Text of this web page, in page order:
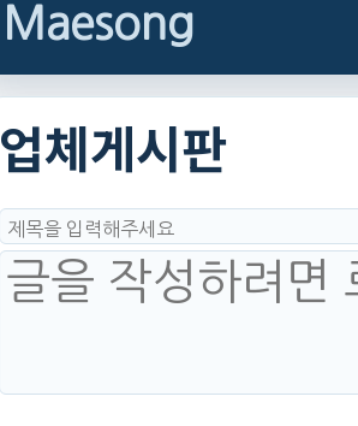
Maesong
업체게시판